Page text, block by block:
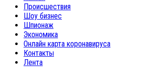
Происшествия
Шоу бизнес
Шпионаж
Экономика
Онлайн карта коронавируса
Контакты
Лента